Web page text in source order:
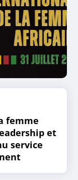
femme
et
service